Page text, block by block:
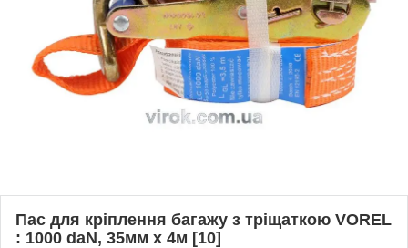
Пас для кріплення багажу з тріщаткою VOREL
: 1000 daN, 35мм х 4м [10]